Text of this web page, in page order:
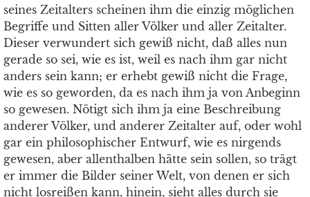
seines Zeitalters scheinen ihm die einzig möglichen
Begriffe und Sitten aller Völker und aller Zeitalter.
Dieser verwundert sich gewiß nicht, daß alles nun
gerade so sei, wie es ist, weil es nach ihm gar nicht
anders sein kann; er erhebt gewiß nicht die Frage,
wie es so geworden, da es nach ihm ja von Anbeginn
so gewesen. Nötigt sich ihm ja eine Beschreibung
anderer Völker, und anderer Zeitalter auf, oder wohl
gar ein philosophischer Entwurf, wie es nirgends
gewesen, aber allenthalben hätte sein sollen, so trägt
er immer die Bilder seiner Welt, von denen er sich
nicht losreißen kann, hinein, sieht alles durch sie